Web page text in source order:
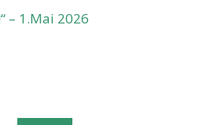
– 1.Mai 2026